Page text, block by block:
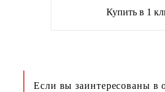
Купить в 1
Если вы заинтересованы в